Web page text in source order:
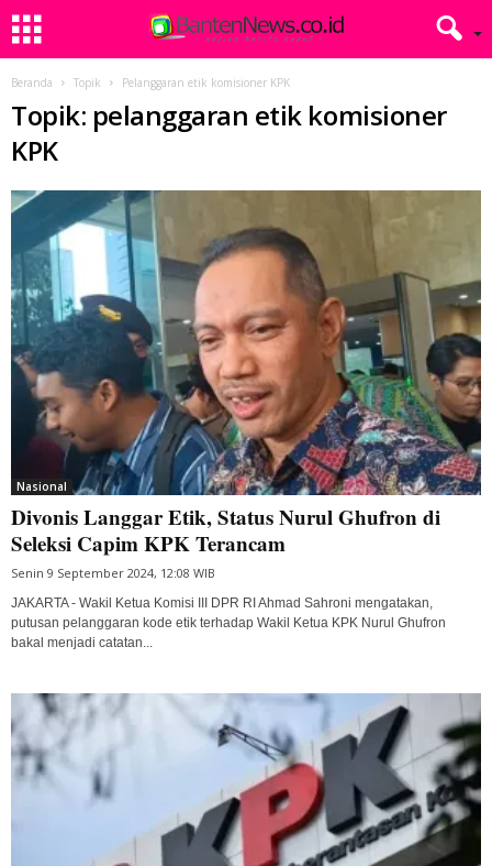
Beranda Topik Pelanggaran etik komisioner KPK
Topik: pelanggaran etik komisioner
KPK
Nasional
Divonis Langgar Etik, Status Nurul Ghufron di
Seleksi Capim KPK Terancam
Senin 9 September 2024, 12:08 WIB
JAKARTA - Wakil Ketua Komisi III DPR RI Ahmad Sahroni mengatakan,
putusan pelanggaran kode etik terhadap Wakil Ketua KPK Nurul Ghufron
bakal menjadi catatan...